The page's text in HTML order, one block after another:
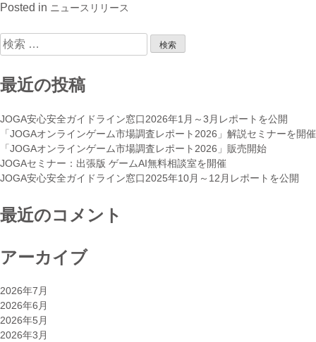
Posted in ニュースリリース
検
索:
最近の投稿
JOGA安心安全ガイドライン窓口2026年1月～3月レポートを公開
「JOGAオンラインゲーム市場調査レポート2026」解説セミナーを開催
「JOGAオンラインゲーム市場調査レポート2026」販売開始
JOGAセミナー：出張版 ゲームAI無料相談室を開催
JOGA安心安全ガイドライン窓口2025年10月～12月レポートを公開
最近のコメント
アーカイブ
2026年7月
2026年6月
2026年5月
2026年3月